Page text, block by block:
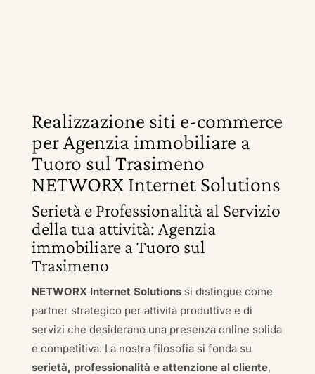
Realizzazione siti e-commerce
per Agenzia immobiliare a
Tuoro sul Trasimeno
NETWORX Internet Solutions
Serietà e Professionalità al Servizio
della tua attività: Agenzia
immobiliare a Tuoro sul
Trasimeno
NETWORX Internet Solutionssi distingue come
partner strategico per attività produttive e di
servizi che desiderano una presenza online solida
e competitiva. La nostra filosofia si fonda su
serietà, professionalità e attenzione al cliente,